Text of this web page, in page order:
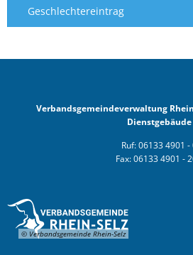
Geschlechtereintrag
Verbandsgemeindeverwaltung
Dienstgebäude
Ruf: 06133 4901 -
Fax: 06133 4901 -
© Verbandsgemeinde Rhein-Selz